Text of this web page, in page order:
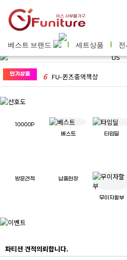
베스트 브랜드 세트상품
인기상품
4 AA-리더풀메쉬체어
5 45T)양면자석우드파티션/
6 FU-퀸즈중역책상
[T02WHF]S02메쉬의자(대
SD-1800A펀치연수용테
(EL500)67T시스템패널5
10000P
베스트
타임딜
방문견적 납품현장
무이자할부
파티션 견적의뢰합니다.